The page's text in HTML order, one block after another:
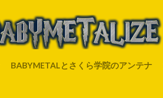
BABYMETALとさくら学院のアンテナ